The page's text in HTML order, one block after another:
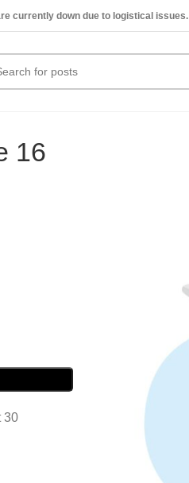
currently down due to logistical issues.
16
30